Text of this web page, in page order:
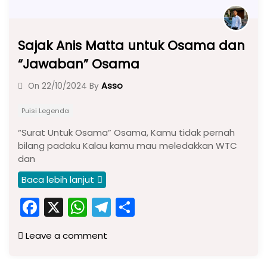
Sajak Anis Matta untuk Osama dan
“Jawaban” Osama
On 22/10/2024 By Asso
Puisi Legenda
“Surat Untuk Osama” Osama, Kamu tidak pernah
bilang padaku Kalau kamu mau meledakkan WTC
dan
Baca lebih lanjut
F
a
c
X W
h
a
T
el
Leave a comment